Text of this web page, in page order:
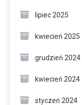
lipiec 2025
kwiecień 2025
grudzień 2024
kwiecień 2024
styczeń 2024